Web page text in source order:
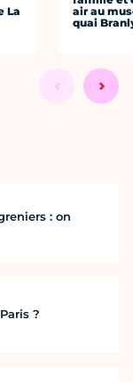
La
air au
quai
: on
?